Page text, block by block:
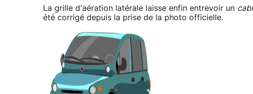
La grille d'aération latérale laisse enfin entrevoir un
été corrigé depuis la prise de la photo officielle.